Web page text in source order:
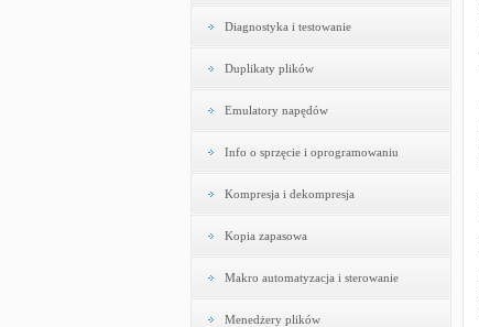
Diagnostyka i testowanie
Duplikaty plików
Emulatory napędów
Info o sprzęcie i oprogramowaniu
Kompresja i dekompresja
Kopia zapasowa
Makro automatyzacja i sterowanie
Menedżery plików